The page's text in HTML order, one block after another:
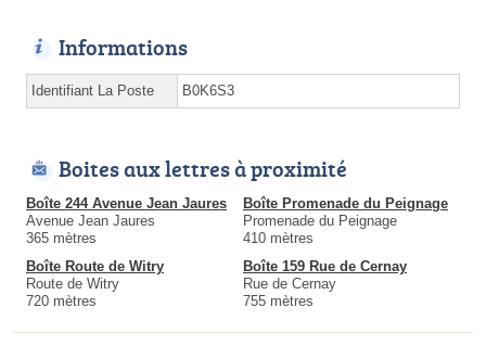
Informations
Identifiant La Poste B0K6S3
Boites aux lettres à proximité
Boîte 244 Avenue Jean Jaures
Avenue Jean Jaures
365 mètres
Boîte Promenade du Peignage
Promenade du Peignage
410 mètres
Boîte Route de Witry
Route de Witry
720 mètres
Boîte 159 Rue de Cernay
Rue de Cernay
755 mètres